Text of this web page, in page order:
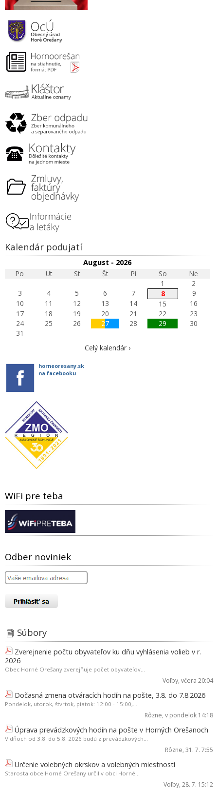
Kalendár podujatí
August - 2026
Po
Ut St Št Pi So
Ne
1
2
3
4 5 6 7 8
9
10
11 12 13 14 15
16
17
18 19 20 21 22
23
24
25 26 27 28 29
30
31
Celý kalendár ›
horneoresany.sk
na facebooku
WiFi pre teba
Odber noviniek
Súbory
Zverejnenie počtu obyvateľov ku dňu vyhlásenia volieb v r.
2026
Obec Horné Orešany zverejňuje počet obyvateľov...
Voľby, včera 20:04
Dočasná zmena otváracích hodín na pošte, 3.8. do 7.8.2026
Pondelok, utorok, štvrtok, piatok: 12:00 - 15:00,...
Rôzne, v pondelok 14:18
Úprava prevádzkových hodín na pošte v Horných Orešanoch
V dňoch od 3.8. do 5.8. 2026 budú z prevádzkových...
Rôzne, 31. 7. 7:55
Určenie volebných okrskov a volebných miestností
Starosta obce Horné Orešany určil v obci Horné...
Voľby, 28. 7. 15:12